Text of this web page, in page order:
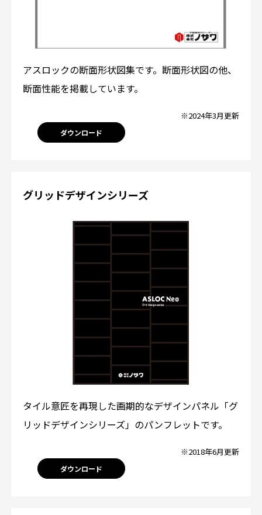
アスロックの断面形状図集です。断面形状図の他、
断面性能を掲載しています。
※2024年3月更新
ダウンロード
グリッドデザインシリーズ
タイル意匠を再現した画期的なデザインパネル「グ
リッドデザインシリーズ」のパンフレットです。
※2018年6月更新
ダウンロード